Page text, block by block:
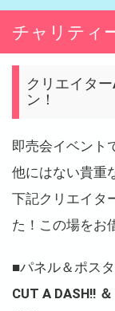
チャリティ
クリエイタ
ン！
即売会イベント
他にはない貴重
下記クリエイタ
た！この場をお
■パネル＆ポス
CUT A DASH!!